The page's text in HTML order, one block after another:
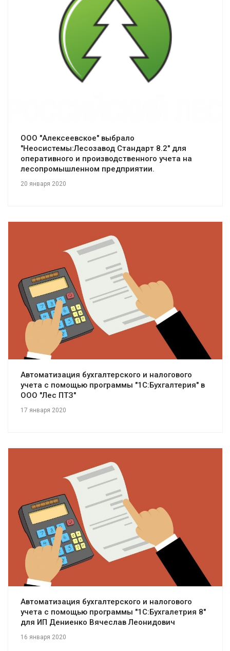
Смотреть проект
ООО "Алексеевское" выбрало
"Неосистемы:Лесозавод Стандарт 8.2" для
оперативного и производственного учета на
лесопромышленном предприятии.
20 января 2020
Смотреть проект
Автоматизация бухгалтерского и налогового
учета с помощью программы "1С:Бухгалтерия" в
ООО "Лес ПТЗ"
17 января 2020
Смотреть проект
Автоматизация бухгалтерского и налогового
учета с помощью программы "1С:Бухгалетрия 8"
для ИП Дениенко Вячеслав Леонидович
16 января 2020